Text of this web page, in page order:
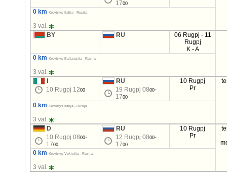
1700
0 km Krovinys Italija - Rusija
3 val.
BY
RU
06 Rugpj - 11
Rugpj
K - A
0 km
Krovinys Baltarusija - Rusija
3 val.
10 Rugpj 1200
RU
19 Rugpj 0800-
1700
10 Rugpj
Pr
0 km Krovinys Italija - Rusija
3 val.
D
10 Rugpj 0800-
1700
RU
12 Rugpj 0800-
1700
10 Rugpj
Pr
0 km
Krovinys Vokietija - Rusija
3 val.